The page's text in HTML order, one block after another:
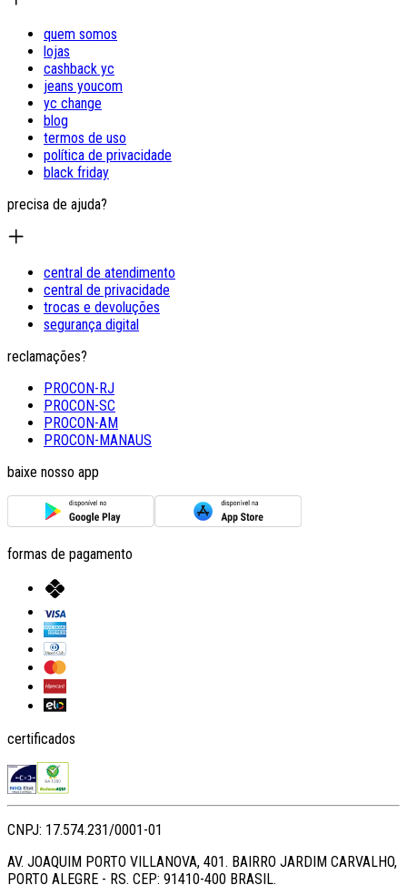
quem somos
lojas
cashback yc
jeans youcom
yc change
blog
termos de uso
política de privacidade
black friday
precisa de ajuda?
central de atendimento
central de privacidade
trocas e devoluções
segurança digital
reclamações?
PROCON-RJ
PROCON-SC
PROCON-AM
PROCON-MANAUS
baixe nosso app
formas de pagamento
certificados
CNPJ: 17.574.231/0001-01
AV. JOAQUIM PORTO VILLANOVA, 401. BAIRRO JARDIM CARVALHO,
PORTO ALEGRE - RS. CEP: 91410-400 BRASIL.